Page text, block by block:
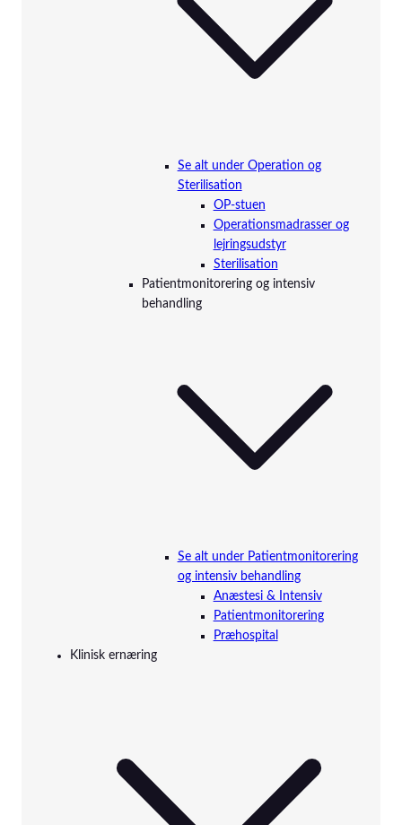
Se alt under Operation og
Sterilisation
OP-stuen
Operationsmadrasser og
lejringsudstyr
Sterilisation
Patientmonitorering og intensiv
behandling
Se alt under Patientmonitorering
og intensiv behandling
Anæstesi & Intensiv
Patientmonitorering
Præhospital
Klinisk ernæring